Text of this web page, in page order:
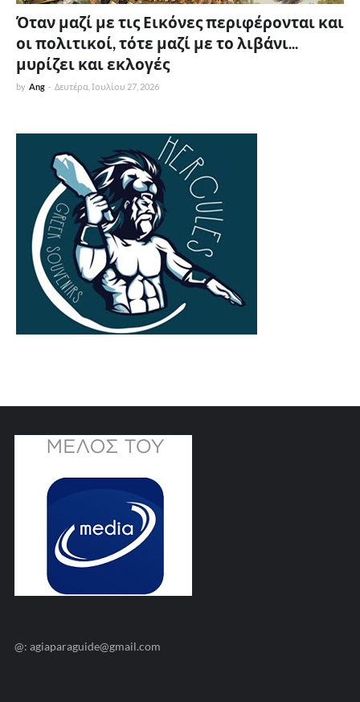
Όταν μαζί με τις Εικόνες περιφέρονται και
οι πολιτικοί, τότε μαζί με το λιβάνι...
μυρίζει και εκλογές
by Ang - Δευτέρα, Ιουλίου 27, 2026
@: agiaparaguide@gmail.com